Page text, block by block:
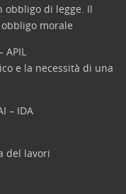
obbligo di legge. Il
morale
APIL
e la necessità di una
– IDA
del lavori